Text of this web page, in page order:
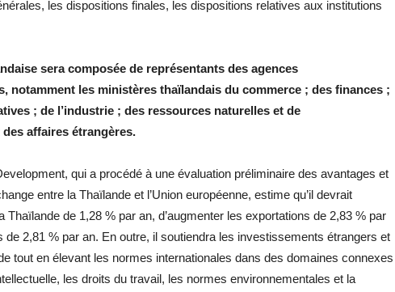
les dispositions finales, les dispositions relatives aux institutions
sera composée de représentants des agences
notamment les ministères thaïlandais du commerce ; des finances ;
; de l’industrie ; des ressources naturelles et de
affaires étrangères.
qui a procédé à une évaluation préliminaire des avantages et
entre la Thaïlande et l’Union européenne, estime qu’il devrait
Thaïlande de 1,28 % par an, d’augmenter les exportations de 2,83 % par
de 2,81 % par an. En outre, il soutiendra les investissements étrangers et
tout en élevant les normes internationales dans des domaines connexes
les droits du travail, les normes environnementales et la